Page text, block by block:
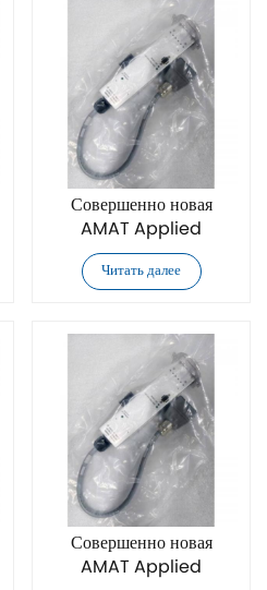
Совершенно новая
AMAT Applied
Materials 0010-44733
плата управления
Читать далее
Совершенно новая
AMAT Applied